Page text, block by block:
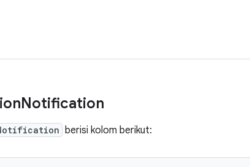
Notification
berisi kolom berikut: